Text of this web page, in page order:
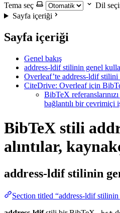
Tema seç
Dil
Sayfa içeriği
Sayfa içeriği
Genel bakış
address-ldif stilinin genel
Overleaf’te address-ldif
CiteDrive: Overleaf için
BibTeX
bağlantılı bir çevrimiçi
BibTeX stili
alıntılar,
address-ldifstilinin
Section titled “address-ldif stilinin